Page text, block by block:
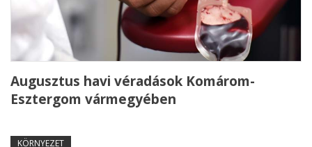
Augusztus havi véradások Komárom-
Esztergom vármegyében
KÖRNYEZET